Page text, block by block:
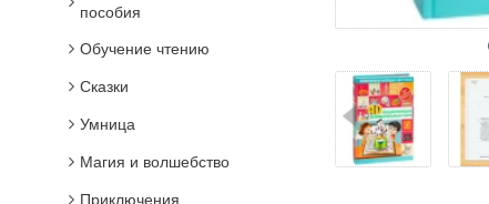
пособия
Обучение чтению
Сказки
Умница
Магия и волшебство
Приключения